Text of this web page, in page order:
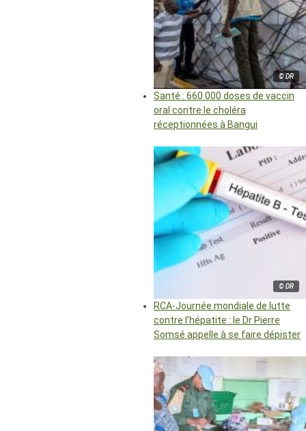
© DR
Santé : 660 000 doses de vaccin
oral contre le choléra
réceptionnées à Bangui
© DR
RCA-Journée mondiale de lutte
contre l’hépatite : le Dr Pierre
Somsé appelle à se faire dépister